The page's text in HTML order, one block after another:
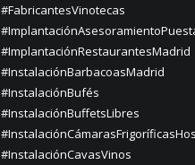
#FabricantesVinotecas
#ImplantaciónRestaurantesMadrid
#InstalaciónBarbacoasMadrid
#InstalaciónBufés
#InstalaciónBuffetsLibres
#InstalaciónCavasVinos